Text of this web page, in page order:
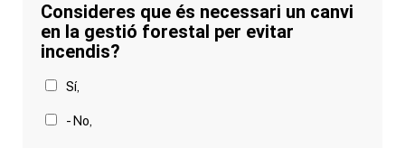
Consideres que és necessari un canvi
en la gestió forestal per evitar
incendis?
Sí,
- No,